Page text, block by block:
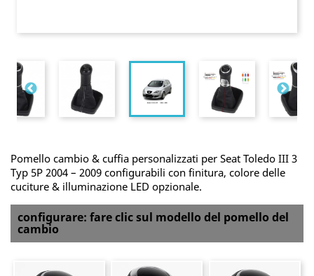
Pomello cambio & cuffia personalizzati per Seat Toledo III 3
Typ 5P 2004 – 2009 configurabili con finitura, colore delle
cuciture & illuminazione LED opzionale.
configurare: fare clic sul modello del pomello del
cambio